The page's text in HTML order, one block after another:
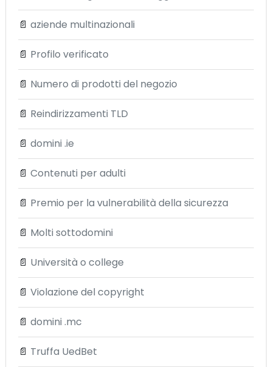
📄 aziende multinazionali
📄 Profilo verificato
📄 Numero di prodotti del negozio
📄 Reindirizzamenti TLD
📄 domini .ie
📄 Contenuti per adulti
📄 Premio per la vulnerabilità della sicurezza
📄 Molti sottodomini
📄 Università o college
📄 Violazione del copyright
📄 domini .mc
📄 Truffa UedBet